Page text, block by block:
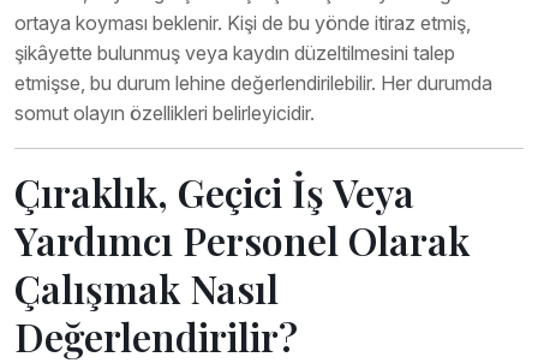
ortaya koyması beklenir. Kişi de bu yönde itiraz etmiş,
şikâyette bulunmuş veya kaydın düzeltilmesini talep
etmişse, bu durum lehine değerlendirilebilir. Her durumda
somut olayın özellikleri belirleyicidir.
Çıraklık, Geçici İş Veya
Yardımcı Personel Olarak
Çalışmak Nasıl
Değerlendirilir?